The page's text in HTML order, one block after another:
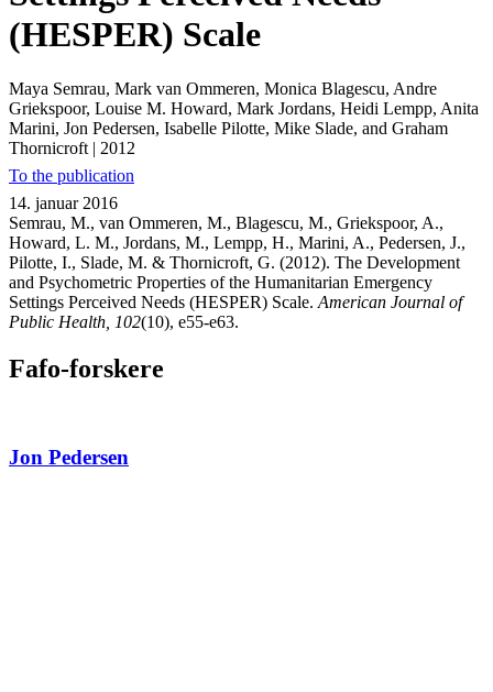
(HESPER) Scale
Maya Semrau, Mark van Ommeren, Monica Blagescu, Andre
Griekspoor, Louise M. Howard, Mark Jordans, Heidi Lempp, Anita
Marini, Jon Pedersen, Isabelle Pilotte, Mike Slade, and Graham
Thornicroft | 2012
To the publication
14. januar 2016
Semrau, M., van Ommeren, M., Blagescu, M., Griekspoor, A.,
Howard, L. M., Jordans, M., Lempp, H., Marini, A., Pedersen, J.,
Pilotte, I., Slade, M. & Thornicroft, G. (2012). The Development
and Psychometric Properties of the Humanitarian Emergency
Settings Perceived Needs (HESPER) Scale. American Journal of
Public Health, 102(10), e55-e63.
Fafo-forskere
Jon Pedersen